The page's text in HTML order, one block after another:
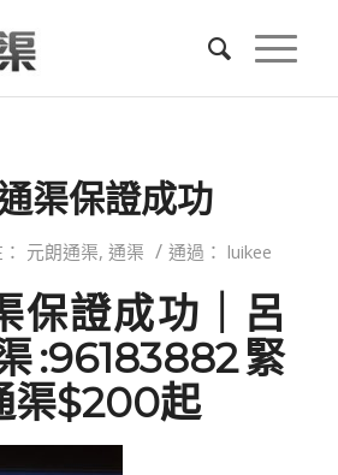
渠保證成功
元朗通渠,通渠 / 通過：luikee
保證成功｜呂
:96183882緊
渠$200起